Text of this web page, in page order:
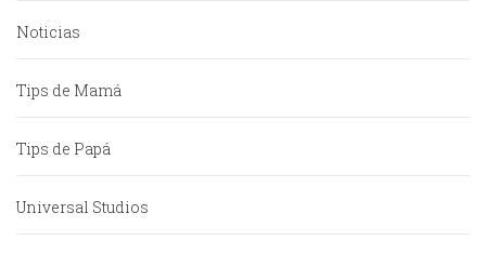
Noticias
Tips de Mamá
Tips de Papá
Universal Studios